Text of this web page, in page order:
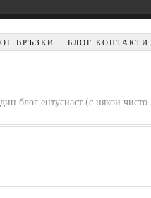
ВРЪЗКИ БЛОГ КОНТАКТИ
блог ентусиаст (с някои